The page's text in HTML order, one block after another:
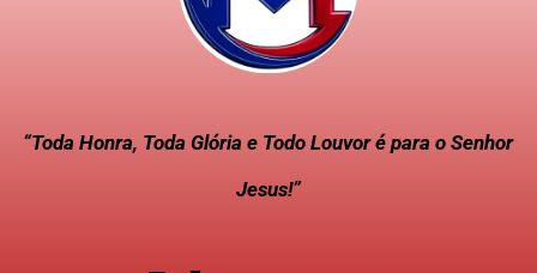
“Toda Honra, Toda Glória e Todo Louvor é para o Senhor
Jesus!”